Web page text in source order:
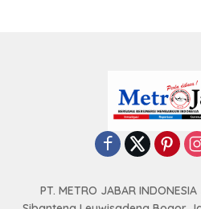
PT. METRO JABAR